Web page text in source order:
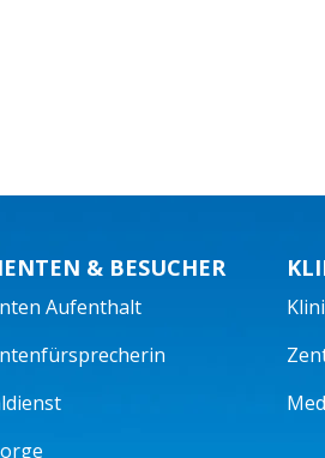
& BESUCHER
Aufenthalt